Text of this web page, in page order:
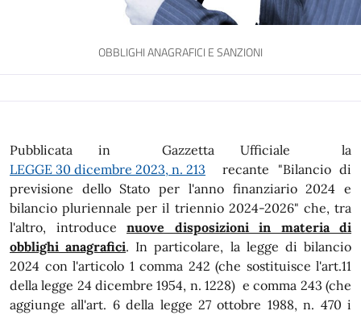
OBBLIGHI ANAGRAFICI E SANZIONI
Pubblicata in Gazzetta Ufficiale la
LEGGE 30 dicembre 2023, n. 213 recante "Bilancio di
previsione dello Stato per l'anno finanziario 2024 e
bilancio pluriennale per il triennio 2024-2026" che, tra
l'altro, introduce nuove disposizioni in materia di
obblighi anagrafici. In particolare, la legge di bilancio
2024 con l'articolo 1 comma 242 (che sostituisce l'art.11
della legge 24 dicembre 1954, n. 1228) e comma 243 (che
aggiunge all'art. 6 della legge 27 ottobre 1988, n. 470 i